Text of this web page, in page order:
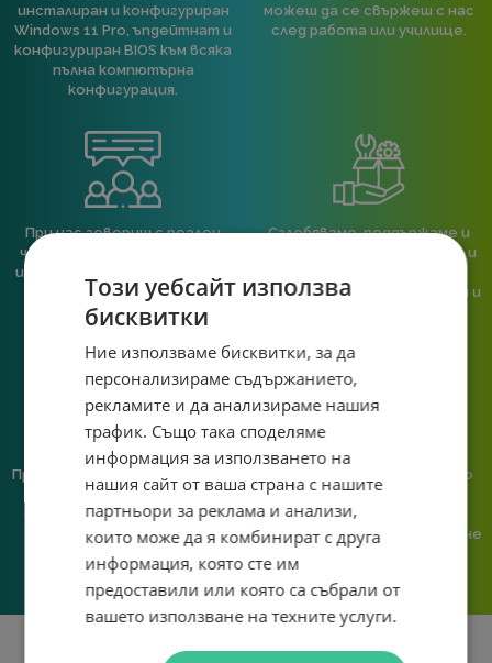
инсталиран и конфигуриран
Windows 11 Pro, ъпдейтнат и
конфигуриран BIOS към всяка
пълна компютърна
конфигурация.
можеш да се свържеш с нас
след работа или училище.
При нас говориш с реален
човек, не с чатбот, когато
имаш нужда от консултация
или справяне с проблем.
Сглобяваме, поддържаме и
обслужваме. Като магазин и
гарантираме бърза реакция и
Предлагаме различни методи
на плащане, включително
възможност за плащане с
криптовалута.
Ние сме малък екип и точно
затова поемаме лична
отговорност за всяка
поръчка. Ако има проблем – не
Този уебсайт използва
бисквитки
Ние използваме бисквитки, за да
персонализираме съдържанието,
рекламите и да анализираме нашия
трафик. Също така споделяме
информация за използването на
нашия сайт от ваша страна с нашите
партньори за реклама и анализи,
които може да я комбинират с друга
информация, която сте им
предоставили или която са събрали от
вашето използване на техните услуги.